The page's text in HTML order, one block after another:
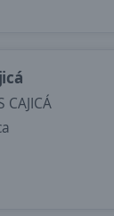
CAJICÁ